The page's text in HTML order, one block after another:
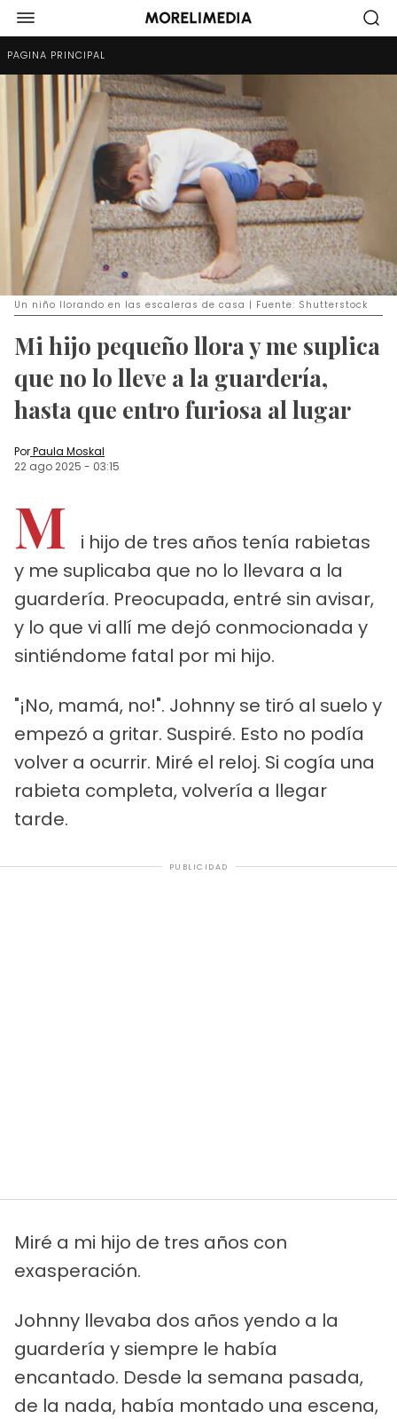
PÁGINA PRINCIPAL
Un niño llorando en las escaleras de casa | Fuente: Shutterstock
Mi hijo pequeño llora y me suplica
que no lo lleve a la guardería,
hasta que entro furiosa al lugar
PorPaula Moskal
22 ago 2025 - 03:15
M
i hijo de tres años tenía rabietas
y me suplicaba que no lo llevara a la
guardería. Preocupada, entré sin avisar,
y lo que vi allí me dejó conmocionada y
sintiéndome fatal por mi hijo.
"¡No, mamá, no!". Johnny se tiró al suelo y
empezó a gritar. Suspiré. Esto no podía
volver a ocurrir. Miré el reloj. Si cogía una
rabieta completa, volvería a llegar
tarde.
PUBLICIDAD
Miré a mi hijo de tres años con
exasperación.
Johnny llevaba dos años yendo a la
guardería y siempre le había
encantado. Desde la semana pasada,
de la nada, había montado una escena,